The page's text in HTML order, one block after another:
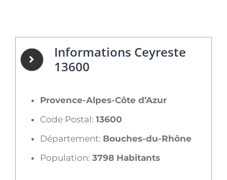
Informations Ceyreste
13600
Provence-Alpes-Côte d’Azur
Code Postal: 13600
Département: Bouches-du-Rhône
Population: 3798 Habitants